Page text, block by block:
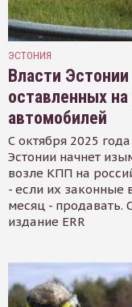
ЭСТОНИЯ
Власти
оставленных
автомобилей
С октября 2025
Эстонии начнет
возле КПП на
- если их законные
месяц - продавать.
издание ERR